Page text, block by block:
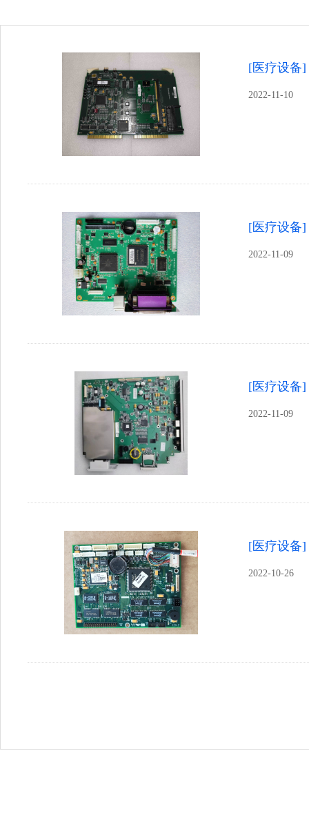
[医疗设备]
2022-11-10
[医疗设备]
2022-11-09
[医疗设备]
2022-11-09
[医疗设备]
2022-10-26